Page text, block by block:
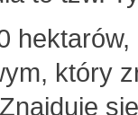
który